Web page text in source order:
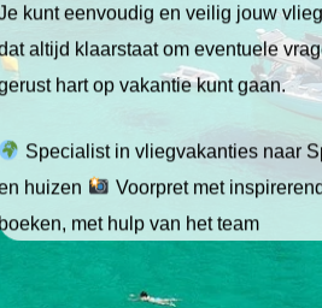
kunt eenvoudig en veilig jouw
altijd klaarstaat om eventuele
hart op vakantie kunt gaan.
Specialist in vliegvakanties naar
huizen
Voorpret met
met hulp van het team